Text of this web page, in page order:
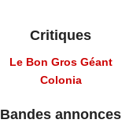
Critiques
Le Bon Gros Géant
Colonia
Bandes annonces